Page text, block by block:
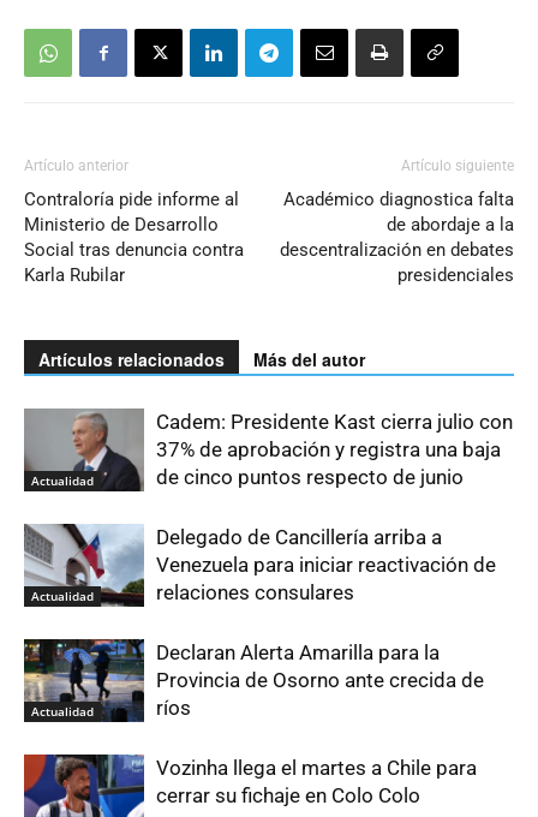
Artículo anterior
Contraloría pide informe al
Ministerio de Desarrollo
Social tras denuncia contra
Karla Rubilar
Artículo siguiente
Académico diagnostica falta
de abordaje a la
descentralización en debates
presidenciales
Artículos relacionados Más del autor
Actualidad
Cadem: Presidente Kast cierra julio con
37% de aprobación y registra una baja
de cinco puntos respecto de junio
Actualidad
Delegado de Cancillería arriba a
Venezuela para iniciar reactivación de
relaciones consulares
Actualidad
Declaran Alerta Amarilla para la
Provincia de Osorno ante crecida de
ríos
Vozinha llega el martes a Chile para
cerrar su fichaje en Colo Colo